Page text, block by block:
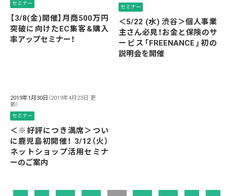
セミナー
【3/8(金)開催】月商500万円
突破に向けたEC集客&購入
率アップセミナー！
セミナー
＜5/22 (水) 渋谷＞個人事業
主さん必見！お金と保険のサ
ービス「FREENANCE」初の
説明会を開催
2019年1月30日 （2019年4月23日 更
新）
セミナー
＜※好評につき満席＞つい
に鹿児島初開催！ 3/12（火）
ネットショップ活用セミナ
ーのご案内